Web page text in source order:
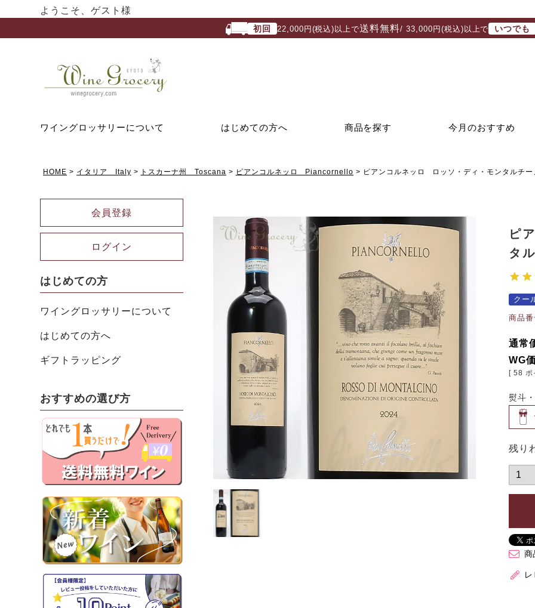
ようこそ、ゲスト様
初回 22,000円(税込)以上で送料無料/ 33,000円(税込)以上で いつでも
ワイングロッサリーについて はじめての方へ 商品を探す 今月のおすすめ
HOME イタリア Italy トスカーナ州 Toscana ピアンコルネッロ Piancornello ピアンコルネッロ ロッソ・ディ・モンタルチ
会員登録
ログイン
はじめての方
ワイングロッサリーについて
はじめての方へ
ギフトラッピング
おすすめの選び方
ピ
タ
クー
商品
通常
WG
[ 58
熨斗
残り
商